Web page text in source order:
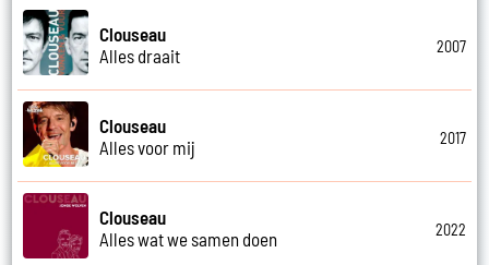
Clouseau
Alles draait
2007
Clouseau
Alles voor mij
2017
Clouseau
Alles wat we samen doen
2022